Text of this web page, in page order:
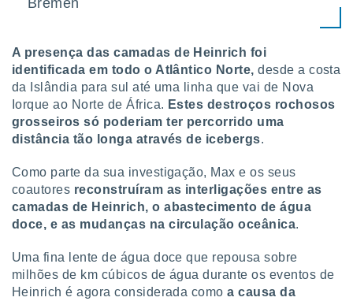
criar
da
medir o
dos
de
ou
de dados
fontes,
Bremen
A presença das camadas de Heinrich foi
identificada em todo o Atlântico Norte, desde a costa
da Islândia para sul até uma linha que vai de Nova
Iorque ao Norte de África. Estes destroços rochosos
grosseiros só poderiam ter percorrido uma
distância tão longa através de icebergs.
Como parte da sua investigação, Max e os seus
coautores reconstruíram as interligações entre as
camadas de Heinrich, o abastecimento de água
doce, e as mudanças na circulação oceânica.
Uma fina lente de água doce que repousa sobre
milhões de km cúbicos de água durante os eventos de
Heinrich é agora considerada comoa causa da